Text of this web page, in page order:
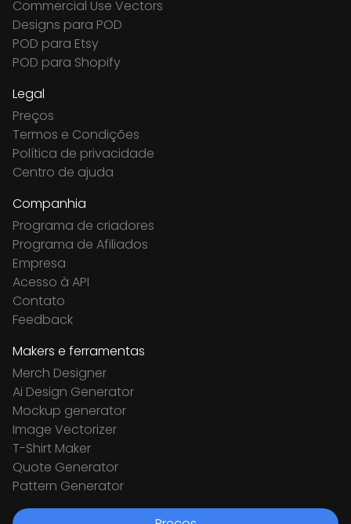
Commercial Use Vectors
Designs para POD
POD para Etsy
POD para Shopify
Legal
Preços
Termos e Condições
Política de privacidade
Centro de ajuda
Companhia
Programa de criadores
Programa de Afiliados
Empresa
Acesso à API
Contato
Feedback
Makers e ferramentas
Merch Designer
Ai Design Generator
Mockup generator
Image Vectorizer
T-Shirt Maker
Quote Generator
Pattern Generator